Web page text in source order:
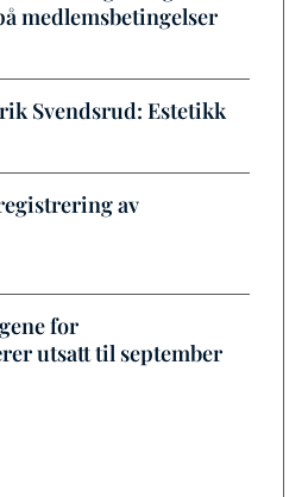
medlemsbetingelser
Svendsrud: Estetikk
av
for
utsatt til september